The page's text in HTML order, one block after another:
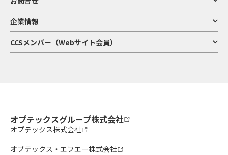
企業情報
CCSメンバー（Webサイト会員）
オプテックスグループ株式会社
オプテックス株式会社
オプテックス・エフエー株式会社